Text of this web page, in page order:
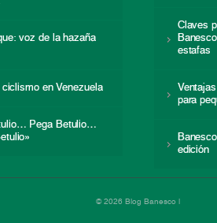
voz de la hazaña
ciclismo en Venezuela
Pega Betulio…
Claves
estafas
para
edición
© 2026 Blog Banesco |